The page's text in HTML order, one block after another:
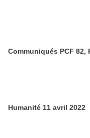
Communiqués PCF 82,
Humanité 11 avril 2022